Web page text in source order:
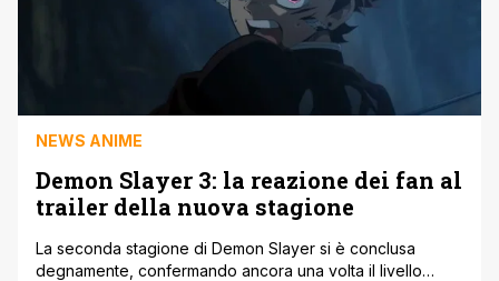
NEWS ANIME
Demon Slayer 3: la reazione dei fan al
trailer della nuova stagione
La seconda stagione di Demon Slayer si è conclusa
degnamente, confermando ancora una volta il livello